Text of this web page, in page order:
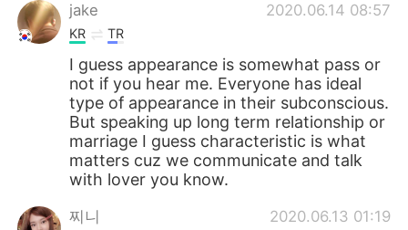
jake 2020.06.14 08:57
KR TR
I guess appearance is somewhat pass or
not if you hear me. Everyone has ideal
type of appearance in their subconscious.
But speaking up long term relationship or
marriage I guess characteristic is what
matters cuz we communicate and talk
with lover you know.
찌니 2020.06.13 01:19